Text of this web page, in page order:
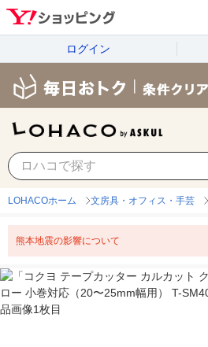
ログイン
LOHACOホーム 文房具・オフィス・手芸
熊本地震の影響について